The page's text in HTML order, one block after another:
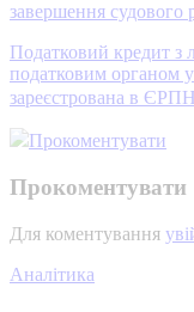
завершення судового
Податковий кредит з
податковим органом
зареєстрована в
Прокоментувати
Прокоментувати
Для коментування
Аналітика